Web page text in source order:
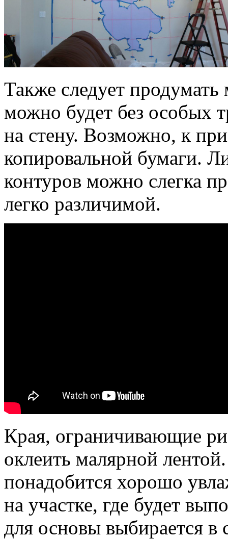
Также следует
можно будет без особых
на стену. Возможно, к
копировальной бумаги.
контуров можно слегка
легко различимой.
Края, ограничивающие
оклеить малярной
понадобится хорошо
на участке, где будет
для основы выбирается в